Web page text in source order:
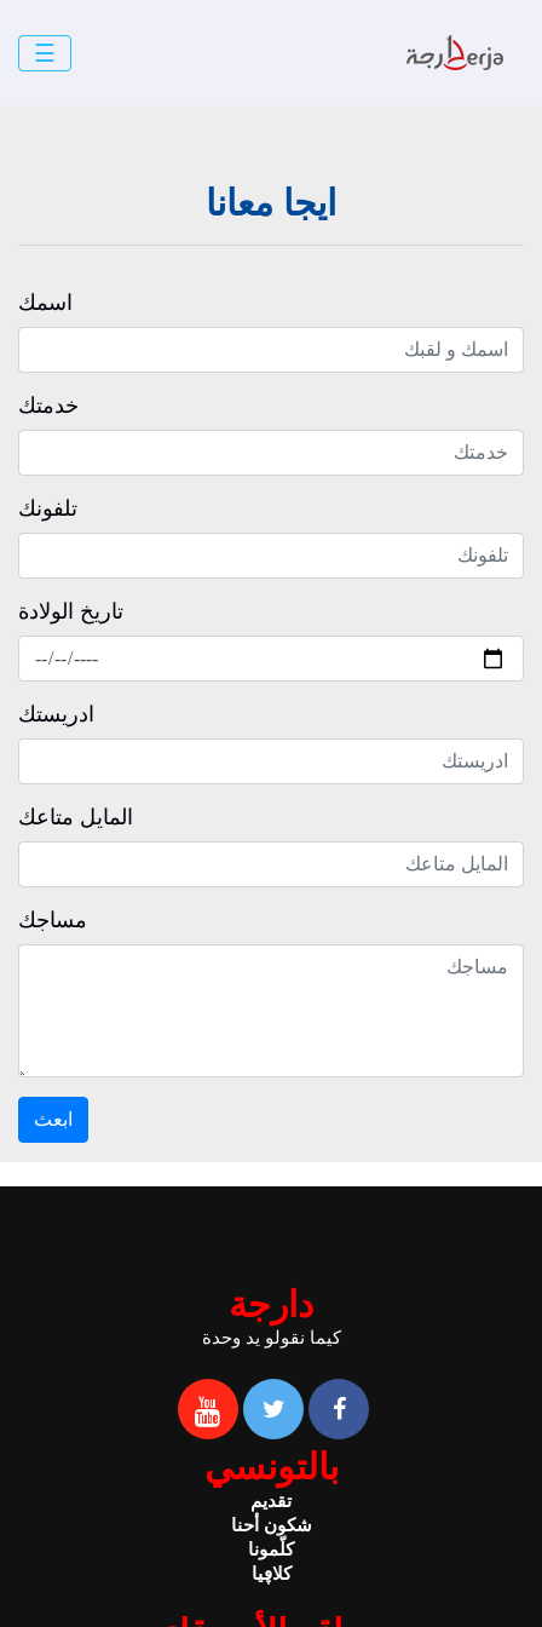
☰
ايجا معانا
اسمك
خدمتك
تلفونك
تاريخ الولادة
ادريستك
المايل متاعك
مساجك
ابعث
دارجة
كيما نقولو يد وحدة
بالتونسي
تقديم
شكون أحنا
كلّمونا
كلاڥيا